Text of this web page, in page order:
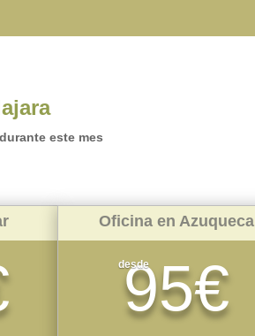
este mes
Oficina en Azuqueca
desde
95€